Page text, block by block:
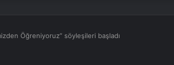
Öğreniyoruz” söyleşileri başladı